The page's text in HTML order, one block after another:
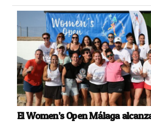
El Women’s Open Málaga